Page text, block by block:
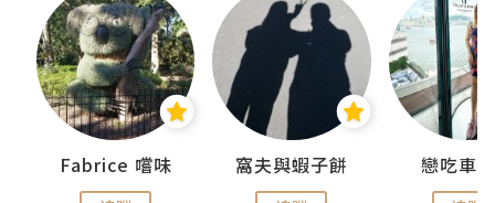
Fabrice 嚐味 窩夫與蝦子餅 戀吃車